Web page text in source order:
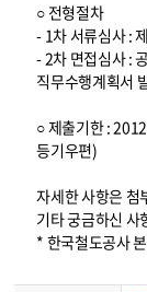
○ 전형절차
- 1차 서류심사 :
- 2차 면접심사 :
직무수행계획서
○ 제출기한 :
등기우편)
자세한 사항은 첨
기타 궁금하신 사
* 한국철도공사